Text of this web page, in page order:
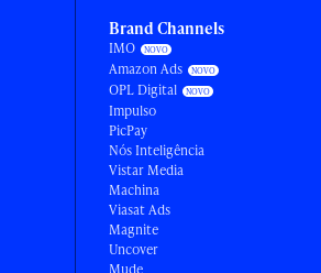
Brand Channels
IMO
Amazon Ads
OPL Digital
Impulso
PicPay
Nós Inteligência
Vistar Media
Machina
Viasat Ads
Magnite
Uncover